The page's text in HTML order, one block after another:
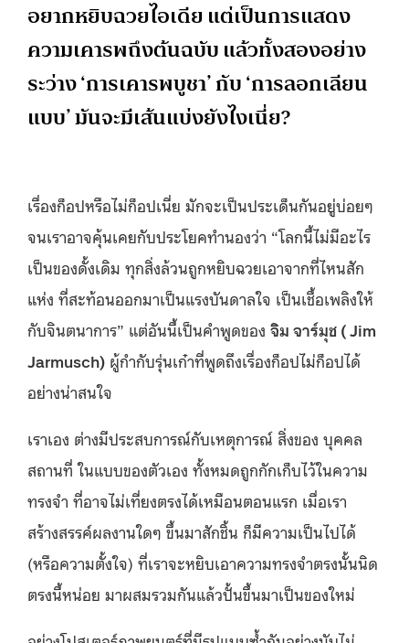
อยากหยิบฉวยไอเดีย แต่เป็นการแสดง
ความเคารพถึงต้นฉบับ แล้วทั้งสองอย่าง
ระว่าง ‘การเคารพบูชา’ กับ ‘การลอกเลียน
แบบ’ มันจะมีเส้นแบ่งยังไงเนี่ย?
เรื่องก็อปหรือไม่ก็อปเนี่ย มักจะเป็นประเด็นกันอยู่บ่อยๆ
จนเราอาจคุ้นเคยกับประโยคทำนองว่า “โลกนี้ไม่มีอะไร
เป็นของดั้งเดิม ทุกสิ่งล้วนถูกหยิบฉวยเอาจากที่ไหนสัก
แห่ง ที่สะท้อนออกมาเป็นแรงบันดาลใจ เป็นเชื้อเพลิงให้
กับจินตนาการ” แต่อันนี้เป็นคำพูดของ จิม จาร์มุช ( Jim
Jarmusch) ผู้กำกับรุ่นเก๋าที่พูดถึงเรื่องก็อปไม่ก็อปได้
อย่างน่าสนใจ
เราเอง ต่างมีประสบการณ์กับเหตุการณ์ สิ่งของ บุคคล
สถานที่ ในแบบของตัวเอง ทั้งหมดถูกกักเก็บไว้ในความ
ทรงจำ ที่อาจไม่เที่ยงตรงได้เหมือนตอนแรก เมื่อเรา
สร้างสรรค์ผลงานใดๆ ขึ้นมาสักชิ้น ก็มีความเป็นไปได้
(หรือความตั้งใจ) ที่เราจะหยิบเอาความทรงจำตรงนั้นนิด
ตรงนี้หน่อย มาผสมรวมกันแล้วปั้นขึ้นมาเป็นของใหม่